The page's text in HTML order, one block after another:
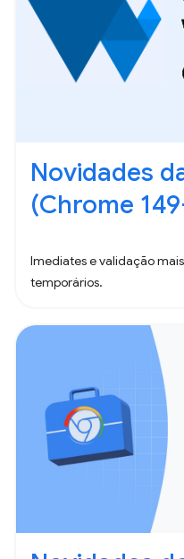
Novidades
(Chrome
Imediates e validação
temporários.